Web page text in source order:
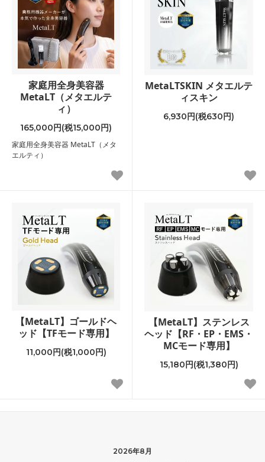
家庭用全身美容器
MetaLT（メタエルテ
ィ）
165,000円(税15,000円)
家庭用全身美容器 MetaLT（メタ
エルティ）
MetaLTSKIN メタエルテ
ィスキン
6,930円(税630円)
【MetaLT】ゴールドヘ
ッド【TFモード専用】
11,000円(税1,000円)
【MetaLT】ステンレス
ヘッド【RF・EP・EMS・
MCモード専用】
15,180円(税1,380円)
2026年8月